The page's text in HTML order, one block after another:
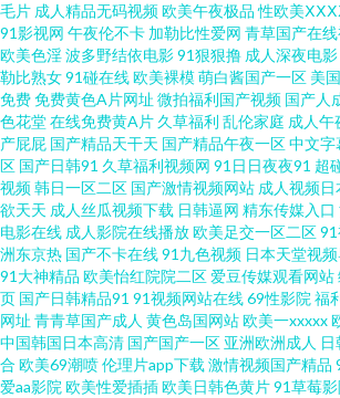
干 激情有码天堂 超碰狠狠 91人操人 在线观AV
影院海角 麻豆有码视频 丝袜足交综合 午夜视频无码
福利 精品玖玖热 青草综合在线 性福福利导航 老湿机
视频 亚洲三极 91黑丝高跟 国产A级无毛 精东黄瓜91
洲色的图 丝袜AV影院 亚洲福利香蕉导航 91地址入口
碰在线37 国产探花av 精东传媒肏屄 另类播播 欧亚韩
蕉综合操网 亚洲ts另类 51无码视频 97人人操人人 大
毛片 成人精品无码视频欧美午夜极品 性欧美
91影视网 午夜伦不卡 加勒比性爱网 青草国产在
欧美色淫波多野结依电影91狠狠撸 成人深夜电影
勒比熟女91碰在线欧美裸模萌白酱国产一区 美
免费免费黄色A片网址 微拍福利国产视频 国产人
色花堂在线免费黄A片 久草福利 乱伦家庭 成人午
产屁屁 国产精品天干天 国产精品午夜一区中文字
区 国产日韩91 久草福利视频网 91日日夜夜91 超
视频韩日一区二区 国产激情视频网站 成人视频日
欲天天 成人丝瓜视频下载 日韩逼网 精东传媒入口
电影在线 成人影院在线播放欧美足交一区二区
洲东京热 国产不卡在线91九色视频 日本天堂视
91大神精品 欧美怡红院院二区爱豆传媒观看网站
页 国产日韩精品91 91视频网站在线69性影院 福
网址 青青草国产成人 黄色岛国网站欧美一xxxxx
中国韩国日本高清 国产国产一区 亚洲欧洲成人
合 欧美69潮喷伦理片app下载 激情视频国产精品
爱aa影院 欧美性爱插插欧美日韩色黄片91草莓影